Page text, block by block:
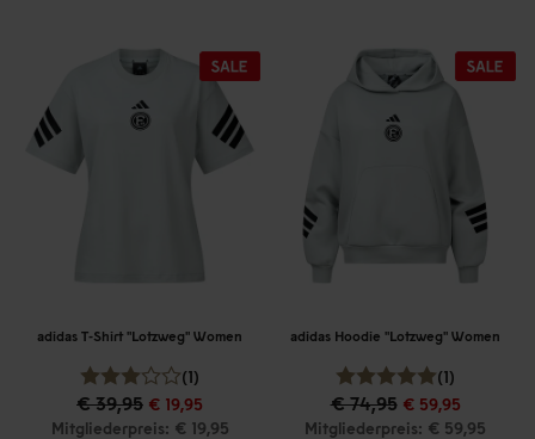
adidas T-Shirt "Lotzweg" Women
(1)
€ 39,95 € 19,95
Mitgliederpreis: € 19,95
adidas Hoodie "Lotzweg" Women
(1)
€ 74,95 € 59,95
Mitgliederpreis: € 59,95